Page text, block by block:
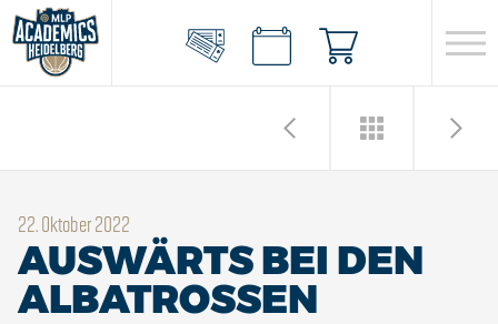
22. Oktober 2022
AUSWÄRTS BEI DEN
ALBATROSSEN